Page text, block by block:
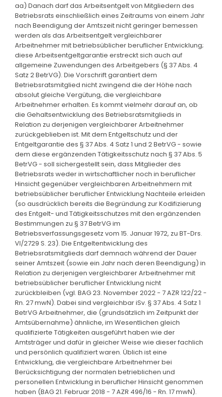
aa) Danach darf das Arbeitsentgelt von Mitgliedern des
Betriebsrats einschließlich eines Zeitraums von einem Jahr
nach Beendigung der Amtszeit nicht geringer bemessen
werden als das Arbeitsentgelt vergleichbarer
Arbeitnehmer mit betriebsüblicher beruflicher Entwicklung;
diese Arbeitsentgeltgarantie erstreckt sich auch auf
allgemeine Zuwendungen des Arbeitgebers (§ 37 Abs. 4
Satz 2 BetrVG). Die Vorschrift garantiert dem
Betriebsratsmitglied nicht zwingend die der Höhe nach
absolut gleiche Vergütung, die vergleichbare
Arbeitnehmer erhalten. Es kommt vielmehr darauf an, ob
die Gehaltsentwicklung des Betriebsratsmitglieds in
Relation zu derjenigen vergleichbarer Arbeitnehmer
zurückgeblieben ist. Mit dem Entgeltschutz und der
Entgeltgarantie des § 37 Abs. 4 Satz 1 und 2 BetrVG - sowie
dem diese ergänzenden Tätigkeitsschutz nach § 37 Abs. 5
BetrVG - soll sichergestellt sein, dass Mitglieder des
Betriebsrats weder in wirtschaftlicher noch in beruflicher
Hinsicht gegenüber vergleichbaren Arbeitnehmern mit
betriebsüblicher beruflicher Entwicklung Nachteile erleiden
(so ausdrücklich bereits die Begründung zur Kodifizierung
des Entgelt- und Tätigkeitsschutzes mit den ergänzenden
Bestimmungen zu § 37 BetrVG im
Betriebsverfassungsgesetz vom 15. Januar 1972, zu BT-Drs.
VI/2729 S. 23). Die Entgeltentwicklung des
Betriebsratsmitglieds darf demnach während der Dauer
seiner Amtszeit (sowie ein Jahr nach deren Beendigung) in
Relation zu derjenigen vergleichbarer Arbeitnehmer mit
betriebsüblicher beruflicher Entwicklung nicht
zurückbleiben (vgl. BAG 23. November 2022 - 7 AZR 122/22 -
Rn. 27 mwN). Dabei sind vergleichbar iSv. § 37 Abs. 4 Satz 1
BetrVG Arbeitnehmer, die (grundsätzlich im Zeitpunkt der
Amtsübernahme) ähnliche, im Wesentlichen gleich
qualifizierte Tätigkeiten ausgeführt haben wie der
Amtsträger und dafür in gleicher Weise wie dieser fachlich
und persönlich qualifiziert waren. Üblich ist eine
Entwicklung, die vergleichbare Arbeitnehmer bei
Berücksichtigung der normalen betrieblichen und
personellen Entwicklung in beruflicher Hinsicht genommen
haben (BAG 21. Februar 2018 - 7 AZR 496/16 - Rn. 17 mwN).